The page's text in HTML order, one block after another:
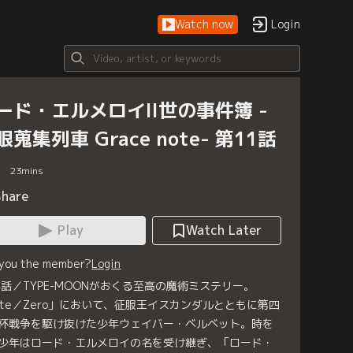
Watch now Login
ド・エルメロイII世の事件簿 -
蒐集列車 Grace note- 第11話
23mins
Play
Watch Later
the member?Login
／TYPE-MOONがおくる至高の魔術ミステリー。
／Zero」において、征服王イスカンダルとともに第四
戦争を駆け抜けた少年ウェイバー・ベルベット。時を
年はロード・エルメロイの名を受け継ぎ、「ロード・